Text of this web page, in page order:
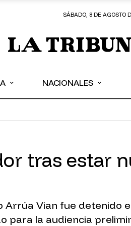
SÁBADO, 8 DE AGOSTO
⌄ NACIONALES ⌄
tras estar
Vian fue detenido
para la audiencia